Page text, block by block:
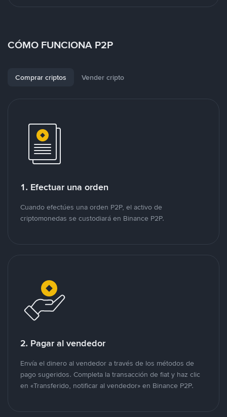
CÓMO FUNCIONA P2P
Comprar criptos Vender cripto
1. Efectuar una orden
Cuando efectúes una orden P2P, el activo de
criptomonedas se custodiará en Binance P2P.
2. Pagar al vendedor
Envía el dinero al vendedor a través de los métodos de
pago sugeridos. Completa la transacción de fiat y haz clic
en «Transferido, notificar al vendedor» en Binance P2P.